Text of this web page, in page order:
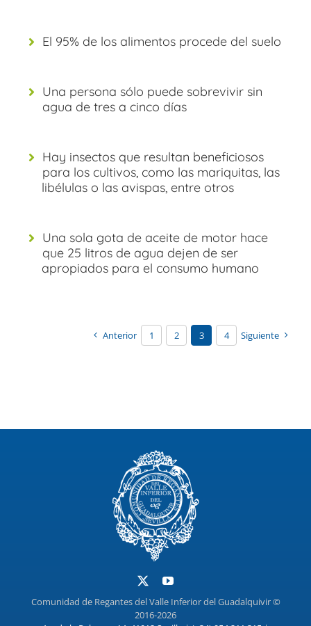
El 95% de los alimentos procede del suelo
Una persona sólo puede sobrevivir sin
agua de tres a cinco días
Hay insectos que resultan beneficiosos
para los cultivos, como las mariquitas, las
libélulas o las avispas, entre otros
Una sola gota de aceite de motor hace
que 25 litros de agua dejen de ser
apropiados para el consumo humano
Anterior 1 2 3 4 Siguiente
Comunidad de Regantes del Valle Inferior del Guadalquivir ©
2016-2026